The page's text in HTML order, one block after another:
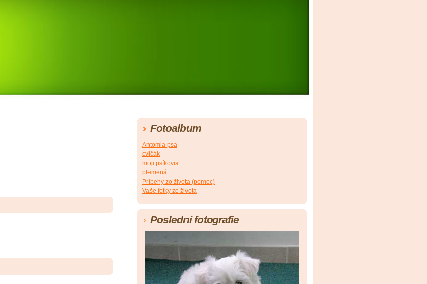
Fotoalbum
Antomia psa
cvičák
moji psíkovia
plemená
Príbehy zo života (pomoc)
Vaše fotky zo života
Poslední fotografie